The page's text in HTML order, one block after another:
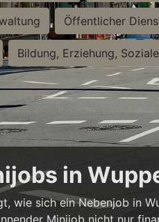
Öffentlicher
Bildung, Erziehung,
in
wie sich ein Nebenjob in